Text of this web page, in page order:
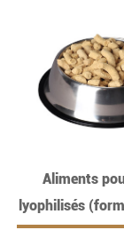
Aliments
lyophilisés